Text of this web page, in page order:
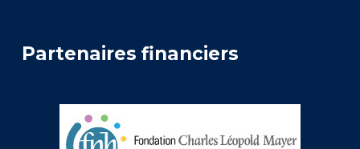
Partenaires financiers